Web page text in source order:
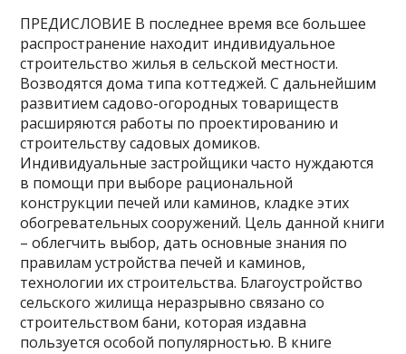
ПРЕДИСЛОВИЕ В последнее время все большее
распространение находит индивидуальное
строительство жилья в сельской местности.
Возводятся дома типа коттеджей. С дальнейшим
развитием садово-огородных товариществ
расширяются работы по проектированию и
строительству садовых домиков.
Индивидуальные застройщики часто нуждаются
в помощи при выборе рациональной
конструкции печей или каминов, кладке этих
обогревательных сооружений. Цель данной книги
– облегчить выбор, дать основные знания по
правилам устройства печей и каминов,
технологии их строительства. Благоустройство
сельского жилища неразрывно связано со
строительством бани, которая издавна
пользуется особой популярностью. В книге